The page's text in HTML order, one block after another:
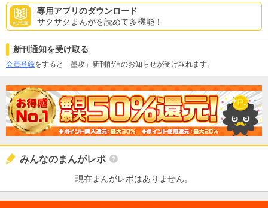
専用アプリのダウンロード
サクサクまんがを読めて多機能！
新刊通知を受け取る
会員登録をすると「墨攻」新刊配信のお知らせが受け取れます。
みんなのまんがレポ
現在まんがレポはありません。